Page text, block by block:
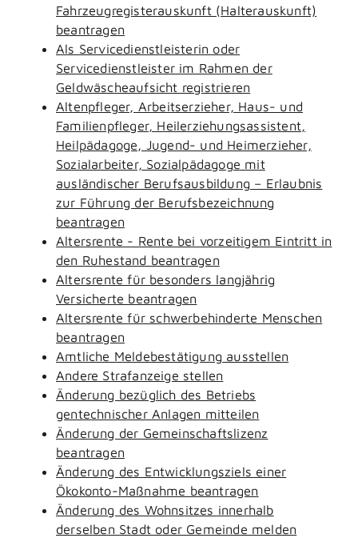
Fahrzeugregisterauskunft (Halterauskunft)
beantragen
Als Servicedienstleisterin oder
Servicedienstleister im Rahmen der
Geldwäscheaufsicht registrieren
Altenpfleger, Arbeitserzieher, Haus- und
Familienpfleger, Heilerziehungsassistent,
Heilpädagoge, Jugend- und Heimerzieher,
Sozialarbeiter, Sozialpädagoge mit
ausländischer Berufsausbildung – Erlaubnis
zur Führung der Berufsbezeichnung
beantragen
Altersrente - Rente bei vorzeitigem Eintritt in
den Ruhestand beantragen
Altersrente für besonders langjährig
Versicherte beantragen
Altersrente für schwerbehinderte Menschen
beantragen
Amtliche Meldebestätigung ausstellen
Andere Strafanzeige stellen
Änderung bezüglich des Betriebs
gentechnischer Anlagen mitteilen
Änderung der Gemeinschaftslizenz
beantragen
Änderung des Entwicklungsziels einer
Ökokonto-Maßnahme beantragen
Änderung des Wohnsitzes innerhalb
derselben Stadt oder Gemeinde melden